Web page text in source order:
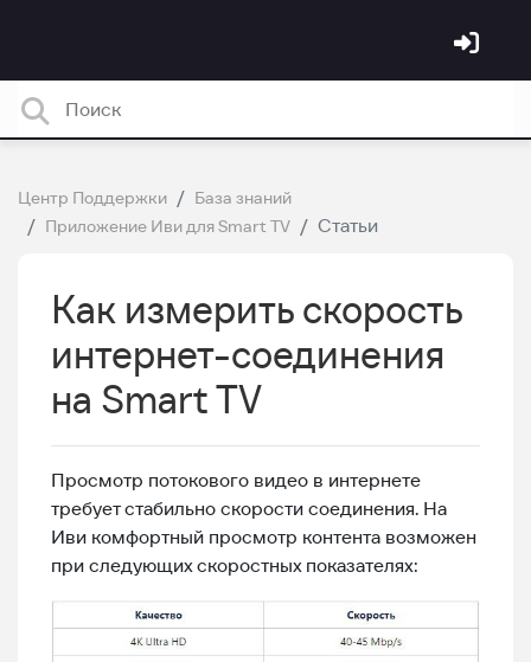
Центр Поддержки
База знаний
Приложение Иви для Smart TV
Статьи
Как измерить скорость
интернет-соединения
на Smart TV
Просмотр потокового видео в интернете
требует стабильно скорости соединения. На
Иви комфортный просмотр контента возможен
при следующих скоростных показателях: